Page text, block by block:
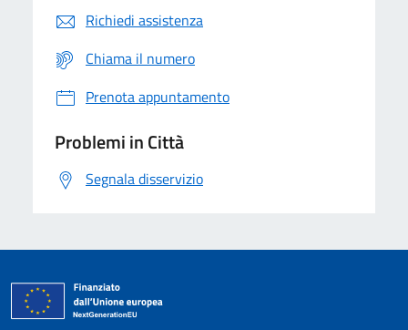
Richiedi assistenza
Chiama il numero
Prenota appuntamento
Problemi in Città
Segnala disservizio